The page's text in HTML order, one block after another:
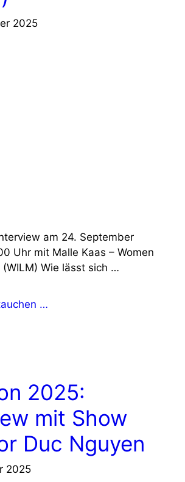
2025
am 24. September
Uhr mit Malle Kaas – Women
(WILM) Wie lässt sich …
…
2025:
mit Show
Duc Nguyen
2025